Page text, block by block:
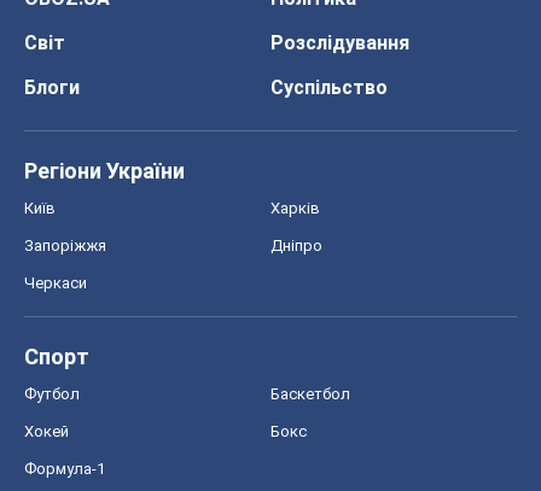
Світ
Розслідування
Блоги
Суспільство
Регіони України
Київ Харків
Запоріжжя Дніпро
Черкаси
Спорт
Футбол Баскетбол
Хокей Бокс
Формула-1